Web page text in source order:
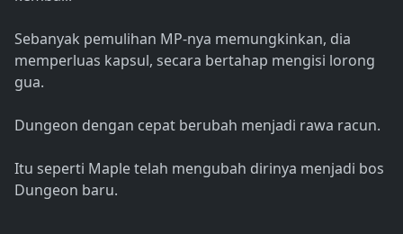
Sebanyak pemulihan MP-nya memungkinkan, dia
memperluas kapsul, secara bertahap mengisi lorong
gua.
Dungeon dengan cepat berubah menjadi rawa racun.
Itu seperti Maple telah mengubah dirinya menjadi bos
Dungeon baru.